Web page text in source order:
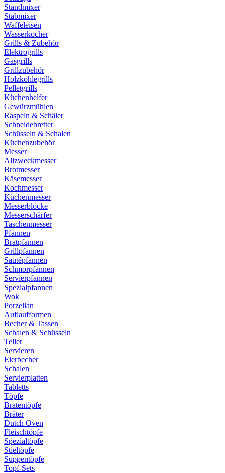
Standmixer
Stabmixer
Waffeleisen
Wasserkocher
Grills & Zubehör
Elektrogrills
Gasgrills
Grillzubehör
Holzkohlegrills
Pelletgrills
Küchenhelfer
Gewürzmühlen
Raspeln & Schäler
Schneidebretter
Schüsseln & Schalen
Küchenzubehör
Messer
Allzweckmesser
Brotmesser
Käsemesser
Kochmesser
Küchenmesser
Messerblöcke
Messerschärfer
Taschenmesser
Pfannen
Bratpfannen
Grillpfannen
Sautépfannen
Schmorpfannen
Servierpfannen
Spezialpfannen
Wok
Porzellan
Auflaufformen
Becher & Tassen
Schalen & Schüsseln
Teller
Servieren
Eierbecher
Schalen
Servierplatten
Tabletts
Töpfe
Bratentöpfe
Bräter
Dutch Oven
Fleischtöpfe
Spezialtöpfe
Stieltöpfe
Suppentöpfe
Topf-Sets